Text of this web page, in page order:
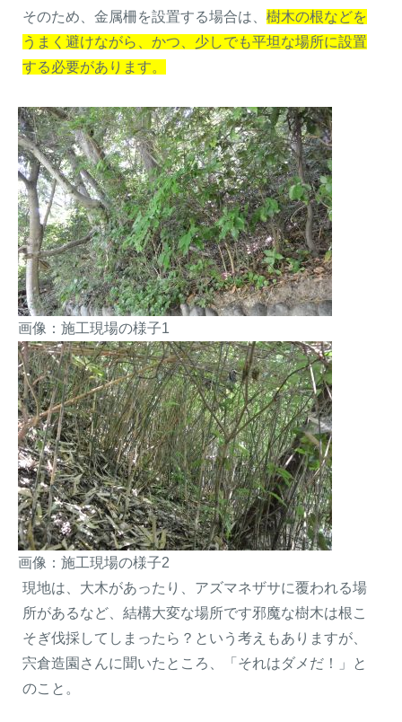
そのため、金属柵を設置する場合は、 樹木の根などを
うまく避けながら、かつ、少しでも平坦な場所に設置
する必要があります。
画像：施工現場の様子1
画像：施工現場の様子2
現地は、大木があったり、アズマネザサに覆われる場
所があるなど、結構大変な場所です邪魔な樹木は根こ
そぎ伐採してしまったら？という考えもありますが、
宍倉造園さんに聞いたところ、「それはダメだ！」と
のこと。